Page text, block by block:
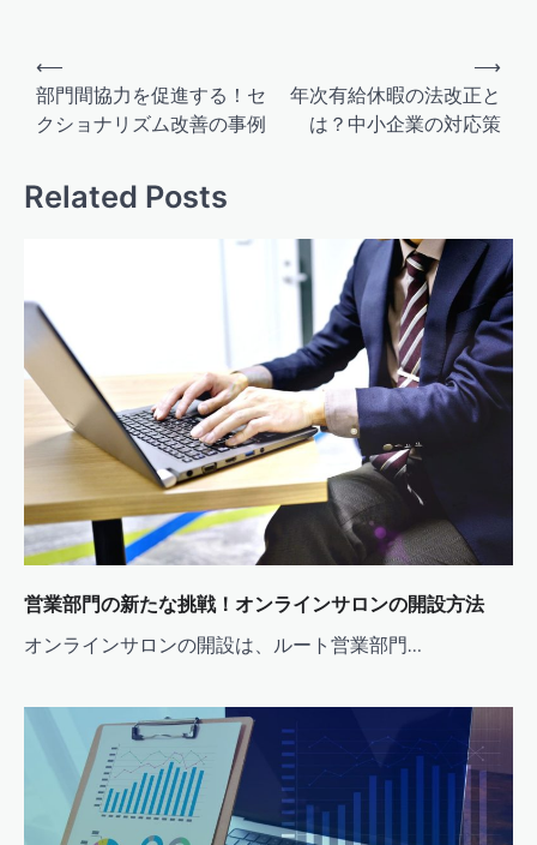
投
稿
ナ
ゲ
ョ
ン
⟵
部門間協力を促進する！セ
クショナリズム改善の事例
年次有給休暇の法改正と
は？中小企業の対応策
⟶
Related Posts
営業部門の新たな挑戦！オンラインサロンの開設方法
オンラインサロンの開設は、ルート営業部門…